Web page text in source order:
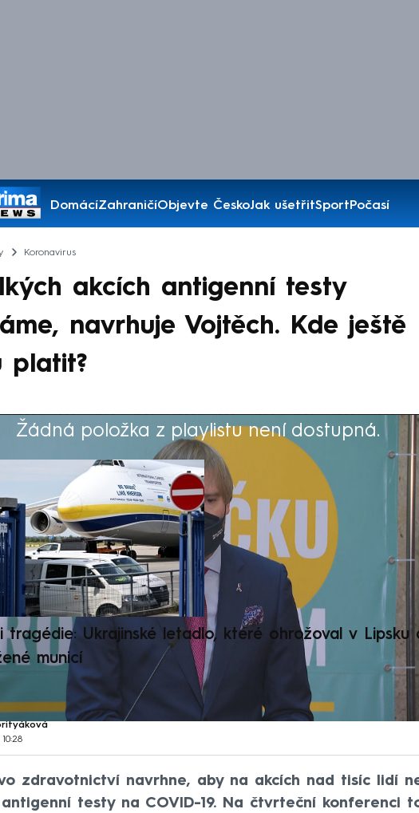
DomácíZahraničíObjevte ČeskoJak ušetřitSportPočasí
Pořady
Koronavirus
akcích antigenní testy
navrhuje Vojtěch. Kde ještě
platit?
Žádná položka z playlistu není dostupná.
tragédie: Ukrajinské letadlo, které ohrožoval v Lipsku
municí
zdravotnictví navrhne, aby na akcích nad tisíc lidí
testy na COVID-19. Na čtvrteční konferenci